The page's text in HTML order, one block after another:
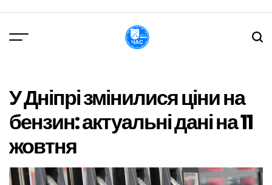
вмісту
У Дніпрі змінилися ціни на
бензин: актуальні дані на 11
жовтня